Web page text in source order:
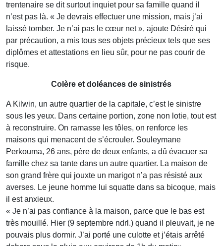
trentenaire se dit surtout inquiet pour sa famille quand il
n’est pas là. « Je devrais effectuer une mission, mais j’ai
laissé tomber. Je n’ai pas le cœur net », ajoute Désiré qui
par précaution, a mis tous ses objets précieux tels que ses
diplômes et attestations en lieu sûr, pour ne pas courir de
risque.
Colère et doléances de sinistrés
A Kilwin, un autre quartier de la capitale, c’est le sinistre
sous les yeux. Dans certaine portion, zone non lotie, tout est
à reconstruire. On ramasse les tôles, on renforce les
maisons qui menacent de s’écrouler. Souleymane
Perkouma, 26 ans, père de deux enfants, a dû évacuer sa
famille chez sa tante dans un autre quartier. La maison de
son grand frère qui jouxte un marigot n’a pas résisté aux
averses. Le jeune homme lui squatte dans sa bicoque, mais
il est anxieux.
« Je n’ai pas confiance à la maison, parce que le bas est
très mouillé. Hier (9 septembre ndrl.) quand il pleuvait, je ne
pouvais plus dormir. J’ai porté une culotte et j’étais arrêté